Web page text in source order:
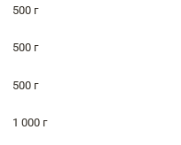
500 г
500 г
500 г
1 000 г